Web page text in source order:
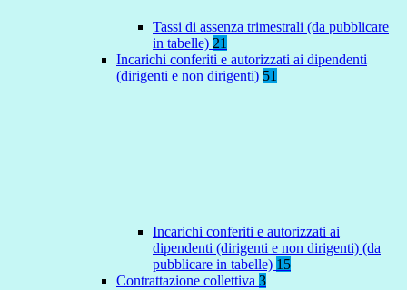
Tassi di assenza trimestrali (da pubblicare
in tabelle) 21
Incarichi conferiti e autorizzati ai dipendenti
(dirigenti e non dirigenti) 51
Incarichi conferiti e autorizzati ai
dipendenti (dirigenti e non dirigenti) (da
pubblicare in tabelle) 15
Contrattazione collettiva 3